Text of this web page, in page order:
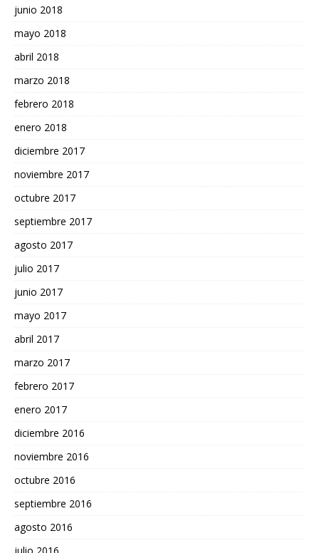
junio 2018
mayo 2018
abril 2018
marzo 2018
febrero 2018
enero 2018
diciembre 2017
noviembre 2017
octubre 2017
septiembre 2017
agosto 2017
julio 2017
junio 2017
mayo 2017
abril 2017
marzo 2017
febrero 2017
enero 2017
diciembre 2016
noviembre 2016
octubre 2016
septiembre 2016
agosto 2016